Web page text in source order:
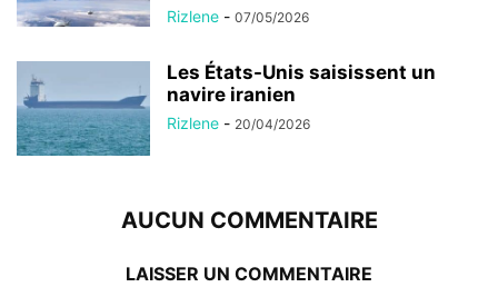
Rizlene - 07/05/2026
Les États-Unis saisissent un
navire iranien
Rizlene - 20/04/2026
AUCUN COMMENTAIRE
LAISSER UN COMMENTAIRE